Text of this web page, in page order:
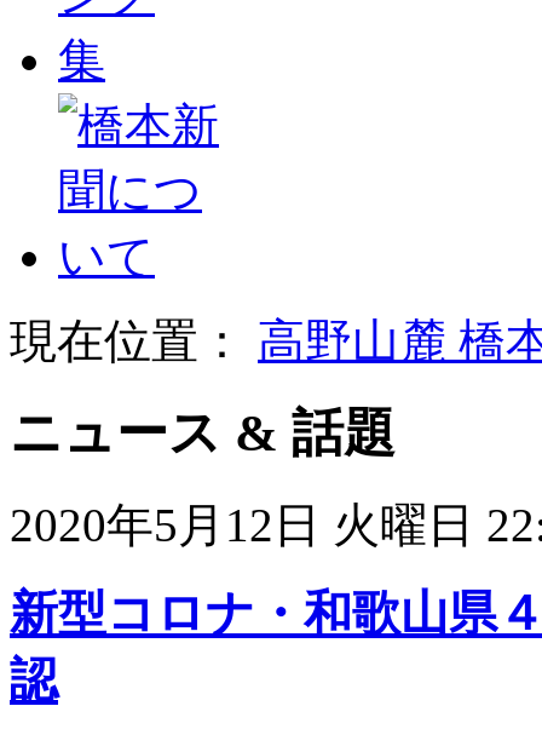
現在位置： 高野山麓 橋
ニュース & 話題
2020年5月12日 火曜日
新型コロナ・和歌山県
認